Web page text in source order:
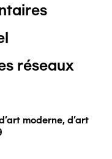
réseaux
moderne, d'art